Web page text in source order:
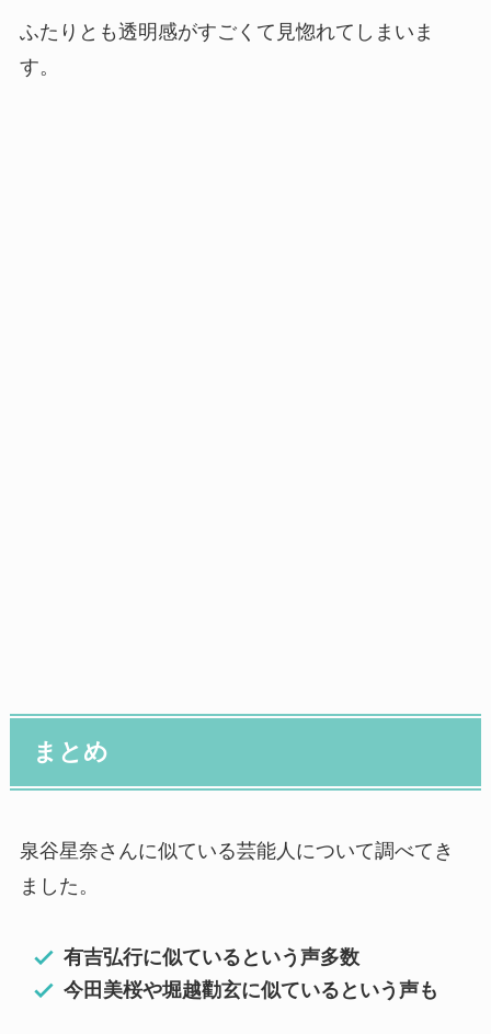
ふたりとも透明感がすごくて見惚れてしまいま
す。
まとめ
泉谷星奈さんに似ている芸能人について調べてき
ました。
有吉弘行に似ているという声多数
今田美桜や堀越勸玄に似ているという声も